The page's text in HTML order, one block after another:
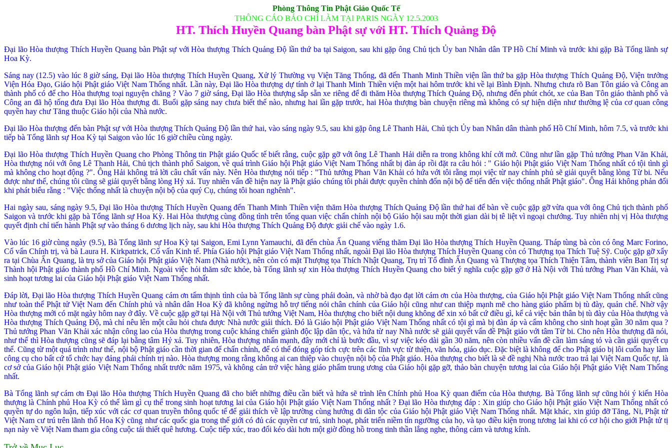
Phòng Thông Tin Phật Giáo Quốc Tế
THÔNG CÁO BÁO CHÍ LÀM TẠI PARIS NGÀY 12.5.2003
HT. Thích Huyền Quang bàn Phật sự với HT. Thích Quảng Ðộ
Ðại lão Hòa thượng Thích Huyền Quang bàn Phật sự với Hòa thượng Thích Quảng Ðộ lần thứ ba tại Saigon, sau khi gặp ông Chủ tịch Ủy ban Nhân dân TP Hồ Chí Minh và trước khi gặp Bà Tổng lãnh sự
Hoa Kỳ.
Sáng nay (12.5) vào lúc 8 giờ sáng, Ðại lão Hòa thượng Thích Huyền Quang, Xử lý Thường vụ Viện Tăng Thống, đã đến Thanh Minh Thiền viện lần thứ ba gặp Hòa thượng Thích Quảng Ðộ, Viện trưởng
Viện Hóa Ðạo, Giáo hội Phật giáo Việt Nam Thống nhất. Lần này, Ðại lão Hòa thượng dự tính ở lại Thanh Minh Thiền viện một hai hôm trước khi về lại Bình Ðịnh. Nhưng chưa rõ Ban Tôn giáo và Công an
thành phố có để cho Hòa thượng toại nguyện chăng ? Vào 7 giờ sáng, Ðại lão Hòa thượng sắp sẵn xe riêng để đi thăm Hòa thượng Thích Quảng Ðộ, nhưng đến phút chót, xe của Ban Tôn giáo thành phố và
Công an đã hộ tống đưa Ðại lão Hòa thượng đi. Buổi gặp sáng nay chưa biết thế nào, nhưng hai lần gặp trước, hai Hòa thượng bàn chuyện riêng mà không có sự hiện diện như thường lệ của cơ quan công
quyền hay chư Tăng thuộc Giáo hội của Nhà nước.
Ðại lão Hòa thượng đến bàn Phật sự với Hòa thượng Thích Quảng Ðộ lần thứ hai, vào sáng ngày 9.5, sau khi gặp ông Lê Thanh Hải, Chủ tịch Ủy ban Nhân dân thành phố Hồ Chí Minh, hôm 7.5, và trước khi
tiếp bà Tổng lãnh sự Hoa Kỳ tại Saigon vào lúc 16 giờ chiều cùng ngày.
Ðại lão Hòa thượng Thích Huyền Quang cho Phòng Thông tin Phật giáo Quốc tế biết rằng, cuộc gặp gỡ với ông Lê Thanh Hải diễn ra trong không khí cởi mở. Cũng nhưlần gặp Thủ tướng Phan Văn Khải,
Hòa thượng nói với ông Lê Thanh Hải, Chủ tịch thành phố Saigon, về quá trình Giáo hội Phật giáo Việt Nam Thống nhất bị đàn áp rồi đặt ra câu hỏi : " Giáo hội Phật giáo Việt Nam Thống nhất có tội tình gì
mà không cho hoạt động ?". Ông Hải không trả lời câu chất vấn này. Nên Hòa thượng nói tiếp : "Thủ tướng Phan Văn Khải có hứa với tôi rằng mọi việc từ nay chính phủ sẽ giải quyết bằng lòng Từ bi. Nếu
được như thế, chúng tôi cũng sẽ giải quyết bằng lòng Hỷ xả. Tuy nhiên vấn đề hiện nay là Phật giáo chúng tôi phải được quyền chỉnh đốn nội bộ để tiến đến việc thống nhất Phật giáo". Ông Hải không phản đối
khi phát biểu rằng : "Việc thống nhất là chuyện nội bộ của quý Cụ, chúng tôi hoan nghênh".
Hai ngày sau, sáng ngày 9.5, Ðại lão Hòa thượng Thích Huyền Quang đến Thanh Minh Thiền viện thăm Hòa thượng Thích Quảng Ðộ lần thứ hai để bàn về cuộc gặp gỡ vừa qua với ông Chủ tịch thành phố
Saigon và trước khi gặp bà Tổng lãnh sự Hoa Kỳ. Hai Hòa thượng cùng đồng tình trên tổng quan việc chấn chỉnh nội bộ Giáo hội sau một thời gian dài bị tê liệt vì ngoại chướng. Tuy nhiên nhị vị Hòa thượng
quyết định chỉ tiến hành Phật sự vào tháng 6 dương lịch này, sau khi Hòa thượng Thích Quảng Ðộ được giải chế vào ngày 1.6.
Vào lúc 16 giờ cùng ngày (9.5), Bà Tổng lãnh sự Hoa Kỳ tại Saigon, Emi Lynn Yamauchi, đã đến chùa Ấn Quang viếng thăm Ðại lão Hòa thượng Thích Huyền Quang. Tháp tùng bà còn có ông Marc Forino,
Cố vấn Chính trị, và bà Laura H. Kirkpatrick, Cố vấn Kinh tế. Phía Giáo hội Phật giáo Việt Nam Thống nhất, ngoài Ðại lão Hòa thượng Thích Huyền Quang còn có Thượng tọa Thích Tuệ Sỹ. Cuộc gặp gỡ xẩy
ra tại Chùa Ấn Quang, là trụ sở của Giáo hội Phật giáo Việt Nam (Nhà nước), nên còn có mặt Thượng tọa Thích Nhật Quang, Trụ trì Tổ đình Ấn Quang và Thượng tọa Thích Thiện Tâm, thành viên Ban Trị sự
Thành hội Phật giáo thành phố Hồ Chí Minh. Ngoài việc hỏi thăm sức khỏe, bà Tổng lãnh sự xin Hòa thượng Thích Huyền Quang cho biết ý nghĩa cuộc gặp gỡ ở Hà Nội với Thủ tướng Phan Văn Khải, và
sinh hoạt tương lai của Giáo hội Phật giáo Việt Nam Thống nhất.
Ðáp lời, Ðại lão Hòa thượng Thích Huyền Quang cám ơn tấm thịnh tình của bà Tổng lãnh sự cùng phái đoàn, và nhờ bà đạo đạt lời cám ơn của Hòa thượng, của Giáo hội Phật giáo Việt Nam Thống nhất cũng
như toàn thể Phật tử Việt Nam đến Chính phủ và nhân dân Hoa Kỳ đã không ngừng hỗ trợ tiếng nói chân chính của Giáo hội cũng như can thiệp mạnh mẽ cho hàng giáo phẩm bị tù đày, quản chế. Nhờ vậy
Hòa thượng mới có mặt ngày hôm nay ở đây. Về cuộc gặp gỡ tại Hà Nội với Thủ tướng Việt Nam, Hòa thượng cho biết nội dung không để xin xỏ bất cứ điều gì, kể cả việc bản thân bị tù đày của Hòa thượng và
Hòa thượng Thích Quảng Ðộ, mà chỉ nêu lên một câu hỏi chưa được Nhà nước giải thích. Ðó là Giáo hội Phật giáo Việt Nam Thống nhất có tội gì mà bị đàn áp và cấm không cho sinh hoạt gần 30 năm qua ?
Thủ tướng Phan Văn Khải xác nhận công lao của Hòa thượng trong cuộc kháng chiến giành độc lập dân tộc, và hứa từ nay Nhà nước sẽ giải quyết vấn đề Phật giáo với tâm Từ bi. Cho nên Hòa thượng đã nói,
như thế thì Hòa thượng cũng sẽ đáp lại bằng tâm Hỷ xả. Tuy nhiên, Hòa thượng nhấn mạnh, đây mới chỉ là bước đầu, vì sự việc kéo dài gần 30 năm, nên còn nhiều vấn đề cần làm sáng tỏ và cần giải quyết cụ
thể. Cũng từ một quá trình như thế, nội bộ Phật giáo cần thời gian để chấn chỉnh, để có thể đóng góp tích cực trên các lĩnh vực từ thiện, văn hóa, giáo dục. Ðặc biệt là không để cho Phật giáo bị lôi cuốn hay làm
công cụ cho bất cứ tổ chức hay đảng phái chính trị nào. Hòa thượng mong rằng không ai can thiệp vào chuyện nội bộ của Phật giáo. Hòa thượng cho biết là sẽ đề nghị Nhà nước trao trả lại Việt Nam Quốc tự, là
cơ sở của Giáo hội Phật giáo Việt Nam Thống nhất trước năm 1975, và không cản trở việc hàng giáo phẩm trung ương của Giáo hội gặp gỡ, thảo bàn chuyện tương lai của Giáo hội Phật giáo Việt Nam Thống
nhất.
Bà Tổng lãnh sự cám ơn Ðại lão Hòa thượng Thích Huyền Quang đã cho biết những điều cần biết và hứa sẽ trình lên Chính phủ Hoa Kỳ quan điểm của Hòa thượng. Bà Tổng lãnh sự cũng hỏi ý kiến Hòa
thượng là Chính phủ Hoa Kỳ có thể làm gì cụ thể trong sinh hoạt tương lai của Giáo hội Phật giáo Việt Nam Thống nhất ? Ðại lão Hòa thượng đáp : Xin giúp cho Giáo hội Phật giáo Việt Nam Thống nhất có
quyền tự do ngôn luận, tiếp xúc với các cơ quan truyền thông quốc tế để giải thích về lập trường cùng hướng đi dân tộc của Giáo hội Phật giáo Việt Nam Thống nhất. Mặt khác, xin giúp đỡ Tăng, Ni, Phật tử
Việt Nam cư trú trên lãnh thổ Hoa Kỳ cũng như các quốc gia trong thế giới có đủ các quyền cư trú, sinh hoạt, phát triển niềm tín ngưỡng của họ, và tạo điều kiện trong tương lai khi có cơ hội cho giới Phật tử tị
nạn này về Việt Nam tham gia công cuộc tái thiết quê hương. Cuộc tiếp xúc, trao đổi kéo dài hơn một giờ đồng hồ trong tinh thần lắng nghe, thông cảm và tương kính.